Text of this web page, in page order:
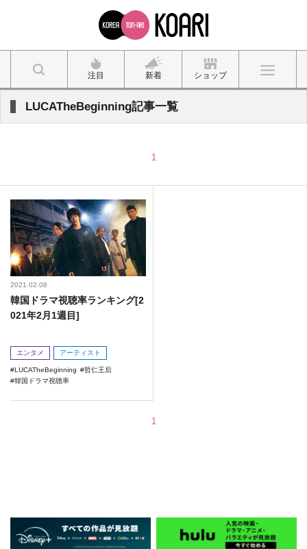
注目 新着 ショップ
LUCATheBeginning記事一覧
1
2021.02.08
韓国ドラマ視聴率ランキング[2
021年2月1週目]
エンタメ アーティスト
LUCATheBeginning
哲仁王后
韓国ドラマ視聴率
1